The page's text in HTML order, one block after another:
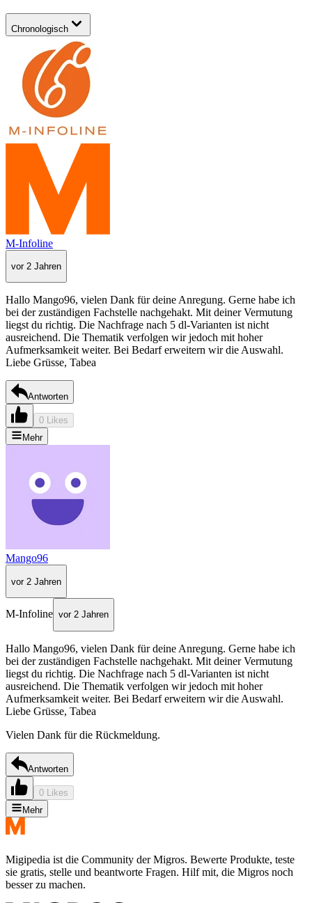
Chronologisch
M-Infoline
vor 2 Jahren
Hallo Mango96, vielen Dank für deine Anregung. Gerne habe ich
bei der zuständigen Fachstelle nachgehakt. Mit deiner Vermutung
liegst du richtig. Die Nachfrage nach 5 dl-Varianten ist nicht
ausreichend. Die Thematik verfolgen wir jedoch mit hoher
Aufmerksamkeit weiter. Bei Bedarf erweitern wir die Auswahl.
Liebe Grüsse, Tabea
Antworten
0 Likes
Mehr
Mango96
vor 2 Jahren
M-Infoline vor 2 Jahren
Hallo Mango96, vielen Dank für deine Anregung. Gerne habe ich
bei der zuständigen Fachstelle nachgehakt. Mit deiner Vermutung
liegst du richtig. Die Nachfrage nach 5 dl-Varianten ist nicht
ausreichend. Die Thematik verfolgen wir jedoch mit hoher
Aufmerksamkeit weiter. Bei Bedarf erweitern wir die Auswahl.
Liebe Grüsse, Tabea
Vielen Dank für die Rückmeldung.
Antworten
0 Likes
Mehr
Migipedia ist die Community der Migros. Bewerte Produkte, teste
sie gratis, stelle und beantworte Fragen. Hilf mit, die Migros noch
besser zu machen.